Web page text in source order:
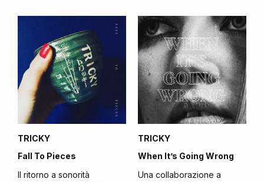
TRICKY
Fall To Pieces
Il ritorno a sonorità
TRICKY
When It’s Going Wrong
Una collaborazione a